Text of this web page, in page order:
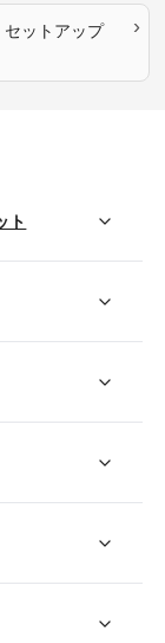
ットアップ
›
ト